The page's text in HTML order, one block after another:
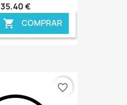
35,40 €
 COMPRAR
favorite_border